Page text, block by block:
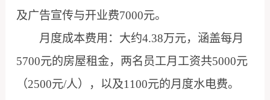
及广告宣传与开业费7000元。
月度成本费用：大约4.38万元，涵盖每月
5700元的房屋租金，两名员工月工资共5000元
（2500元/人），以及1100元的月度水电费。